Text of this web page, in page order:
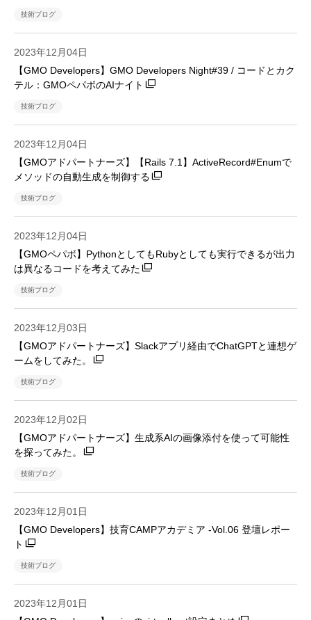
技術ブログ
2023年12月04日
【GMO Developers】GMO Developers Night#39 / コードとカク
テル：GMOペパボのAIナイト​​
技術ブログ
2023年12月04日
【GMOアドパートナーズ】【Rails 7.1】ActiveRecord#Enumで
メソッドの自動生成を制御する
技術ブログ
2023年12月04日
【GMOペパボ】PythonとしてもRubyとしても実行できるが出力
は異なるコードを考えてみた
技術ブログ
2023年12月03日
【GMOアドパートナーズ】Slackアプリ経由でChatGPTと連想ゲ
ームをしてみた。
技術ブログ
2023年12月02日
【GMOアドパートナーズ】生成系AIの画像添付を使って可能性
を探ってみた。
技術ブログ
2023年12月01日
【GMO Developers】技育CAMPアカデミア -Vol.06 登壇レポー
ト
技術ブログ
2023年12月01日